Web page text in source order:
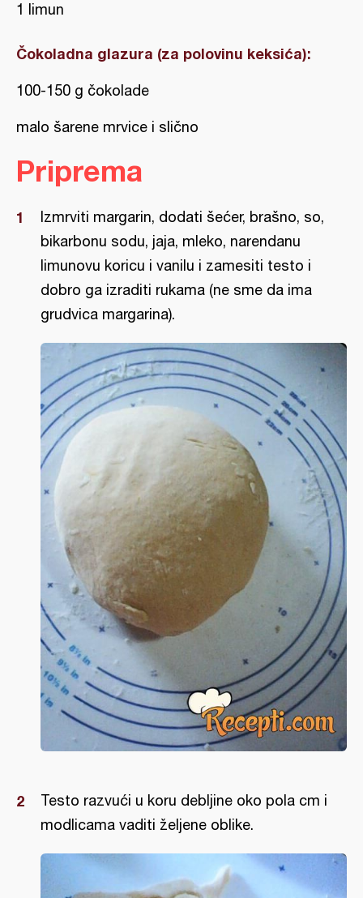
1 limun
Čokoladna glazura (za polovinu keksića):
100-150 g čokolade
malo šarene mrvice i slično
Priprema
Izmrviti margarin, dodati šećer, brašno, so,
bikarbonu sodu, jaja, mleko, narendanu
limunovu koricu i vanilu i zamesiti testo i
dobro ga izraditi rukama (ne sme da ima
grudvica margarina).
Testo razvući u koru debljine oko pola cm i
modlicama vaditi željene oblike.